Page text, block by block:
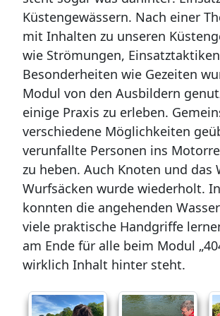
Küstengewässern. Nach einer
mit Inhalten zu unseren
wie Strömungen,
Besonderheiten wie Gezeiten
Modul von den Ausbildern
einige Praxis zu erleben.
verschiedene Möglichkeiten
verunfallte Personen ins
zu heben. Auch Knoten und das
Wurfsäcken wurde wiederholt.
konnten die angehenden
viele praktische Handgriffe
am Ende für alle beim Modul
wirklich Inhalt hinter steht.